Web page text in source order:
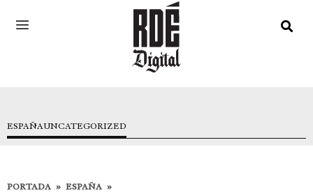
ESPAÑAUNCATEGORIZED
PORTADA » ESPAÑA »